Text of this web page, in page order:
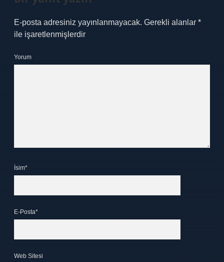
E-posta adresiniz yayınlanmayacak. Gerekli alanlar *
ile işaretlenmişlerdir
Yorum
İsim*
E-Posta*
Web Sitesi